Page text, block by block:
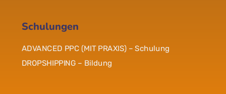
Schulungen
ADVANCED PPC (MIT PRAXIS) – Schulung
DROPSHIPPING – Bildung